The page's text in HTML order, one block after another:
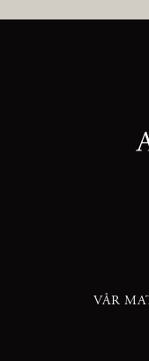
VÅR